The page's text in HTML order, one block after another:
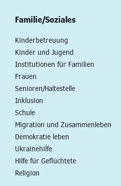
Familie/Soziales
Kinderbetreuung
Kinder und Jugend
Institutionen für Familien
Frauen
Senioren/Haltestelle
Inklusion
Schule
Migration und Zusammenleben
Demokratie leben
Ukrainehilfe
Hilfe für Geflüchtete
Religion